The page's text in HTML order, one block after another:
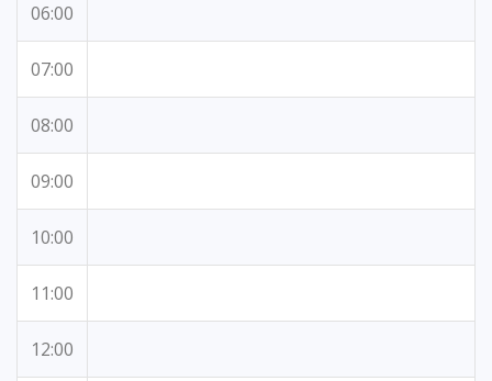
06:00
07:00
08:00
09:00
10:00
11:00
12:00